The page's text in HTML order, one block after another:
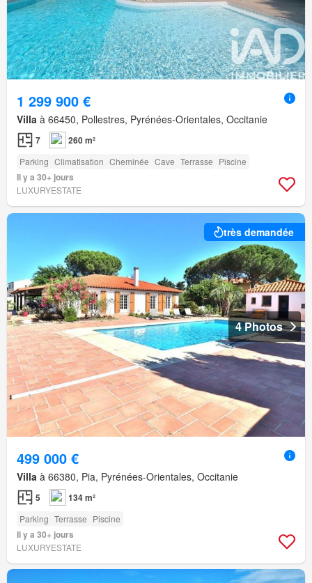
1 299 900 €
Villa à 66450, Pollestres, Pyrénées-Orientales, Occitanie
7 260 m²
Parking Climatisation Cheminée Cave Terrasse Piscine
Il y a 30+ jours
LUXURYESTATE
très demandée
4 Photos
499 000 €
Villa à 66380, Pia, Pyrénées-Orientales, Occitanie
5 134 m²
Parking Terrasse Piscine
Il y a 30+ jours
LUXURYESTATE